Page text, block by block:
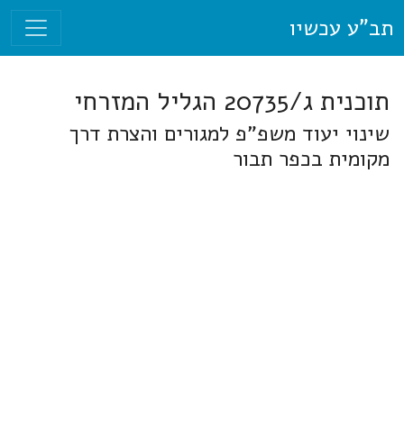
תב"ע עכשיו
תוכנית ג/20735 הגליל המזרחי
שינוי יעוד משפ"פ למגורים והצרת דרך
מקומית בכפר תבור